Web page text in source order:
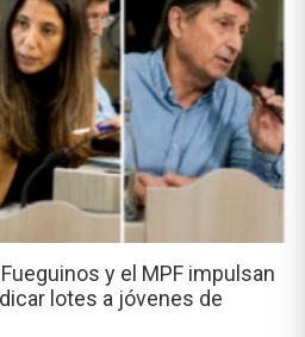
y el MPF impulsan
lotes a jóvenes de